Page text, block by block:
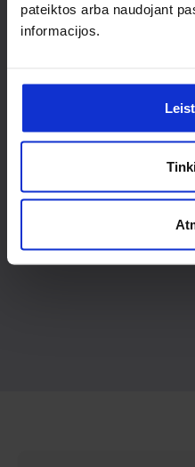
pateiktos arba naudojant
informacijos.